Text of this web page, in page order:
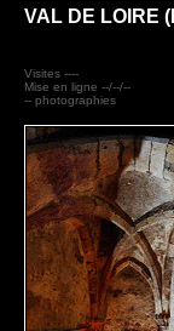
Visites ----
Mise en ligne --/--/--
-- photographies
VAL DE LOIRE